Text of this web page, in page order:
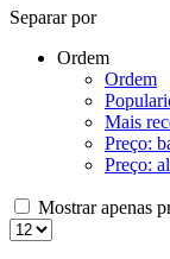
Separar por
Ordem
Ordem
Mais
Preço:
Preço:
Mostrar apenas